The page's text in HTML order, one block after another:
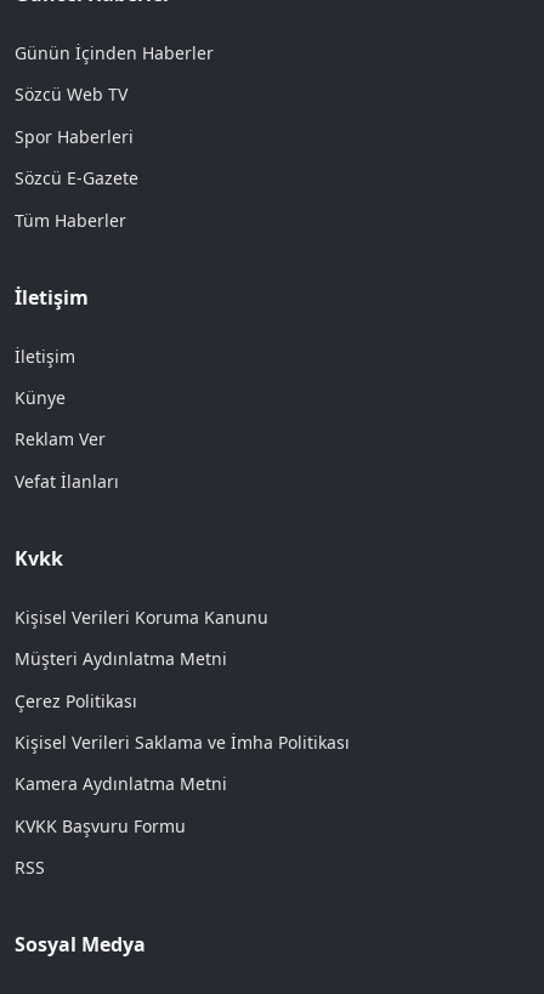
Günün İçinden Haberler
Sözcü Web TV
Spor Haberleri
Sözcü E-Gazete
Tüm Haberler
İletişim
İletişim
Künye
Reklam Ver
Vefat İlanları
Kvkk
Kişisel Verileri Koruma Kanunu
Müşteri Aydınlatma Metni
Çerez Politikası
Kişisel Verileri Saklama ve İmha Politikası
Kamera Aydınlatma Metni
KVKK Başvuru Formu
RSS
Sosyal Medya